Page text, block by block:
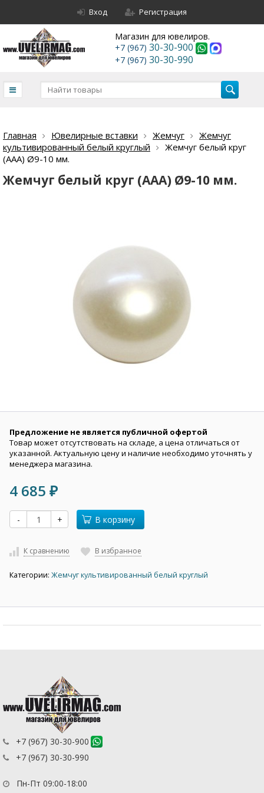
Вход Регистрация
Магазин для ювелиров.
+7 (967) 30-30-900
+7 (967) 30-30-990
Главная Ювелирные вставки Жемчуг
Жемчуг
культивированный белый круглый
Жемчуг белый круг
(ААА) Ø9-10 мм.
Жемчуг белый круг (ААА) Ø9-10 мм.
Предложение не является публичной офертой
Товар может отсутствовать на складе, а цена отличаться от
указанной. Актуальную цену и наличие необходимо уточнять у
менеджера магазина.
4 685 ₽
- + В корзину
К сравнению В избранное
Категории: Жемчуг культивированный белый круглый
+7 (967) 30-30-900
+7 (967) 30-30-990
Пн-Пт 09:00-18:00